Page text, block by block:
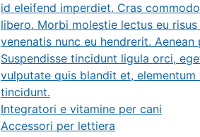
id eleifend imperdiet. Cras
libero. Morbi molestie lectus eu
venenatis nunc eu hendrerit.
Suspendisse tincidunt ligula orci,
vulputate quis blandit et,
tincidunt.
Integratori e vitamine per cani
Accessori per lettiera